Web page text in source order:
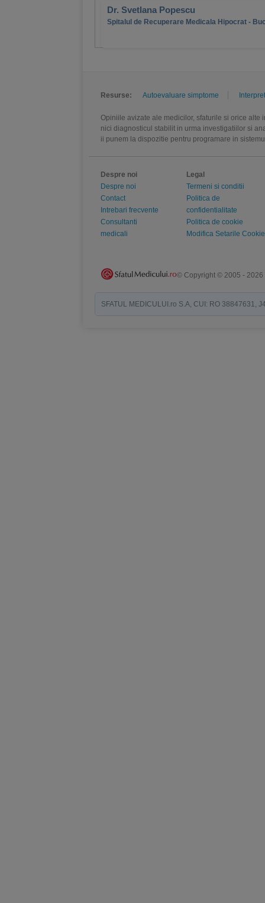
Dr. Svetlana Popescu
Spitalul de Recuperare Medicala Hipocrat -
Resurse: Autoevaluare simptome
Opiniile avizate ale medicilor, sfaturile si orice
nici diagnosticul stabilit in urma investigatiilor si
ii punem la dispozitie pentru programare in
Despre noi
Despre noi
Contact
Intrebari frecvente
Consultanti
medicali
Legal
Termeni si conditii
Politica de
confidentialitate
Politica de cookie
Modifica Setarile Cookie
© Copyright © 2005 - 2026
SFATUL MEDICULUI.ro S.A, CUI: RO 38847631,